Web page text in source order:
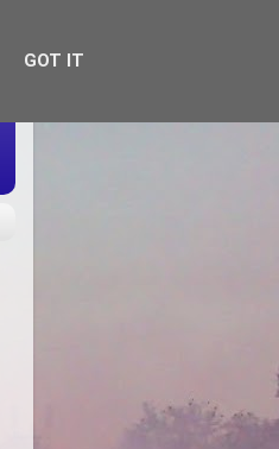
GOT IT